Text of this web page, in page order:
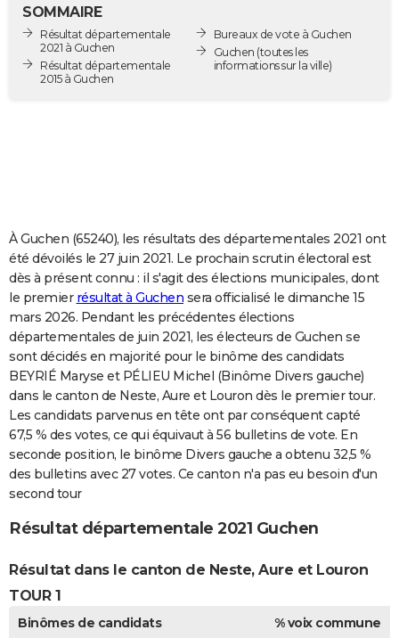
Destinations
City break
Voyage nature
Voyage de noces
Forum
Climat
GUIDES D'ACHAT
COPAINS D'AVANT
S'inscrire
Se connecter
Lycées
Collèges
Primaires
Universités
Entreprises
Service militaire
Avis de recherche
AVIS DE DÉCÈS
FORUM
Bricolage
Lifestyle
Culture
Sport
Auto
Television
Voyage
Cinema
SOMMAIRE
Résultat départementale
2021 à Guchen
Résultat départementale
2015 à Guchen
Bureaux de vote à Guchen
Guchen (toutes les
informations sur la ville)
À Guchen (65240), les résultats des départementales 2021 ont
été dévoilés le 27 juin 2021. Le prochain scrutin électoral est
dès à présent connu : il s'agit des élections municipales, dont
le premier résultat à Guchen sera officialisé le dimanche 15
mars 2026. Pendant les précédentes élections
départementales de juin 2021, les électeurs de Guchen se
sont décidés en majorité pour le binôme des candidats
BEYRIÉ Maryse et PÉLIEU Michel (Binôme Divers gauche)
dans le canton de Neste, Aure et Louron dès le premier tour.
Les candidats parvenus en tête ont par conséquent capté
67,5 % des votes, ce qui équivaut à 56 bulletins de vote. En
seconde position, le binôme Divers gauche a obtenu 32,5 %
des bulletins avec 27 votes. Ce canton n'a pas eu besoin d'un
second tour
Résultat départementale 2021 Guchen
Résultat dans le canton de Neste, Aure et Louron
TOUR 1
Binômes de candidats
% voix commune